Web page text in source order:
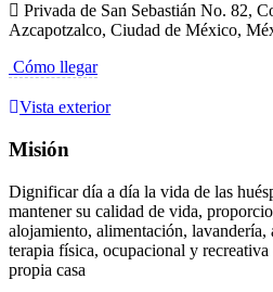
Privada de San Sebastián No. 82,
Azcapotzalco, Ciudad de México,
Cómo llegar
Vista exterior
Misión
Dignificar día a día la vida de las
mantener su calidad de vida,
alojamiento, alimentación, lavandería,
terapia física, ocupacional y
propia casa